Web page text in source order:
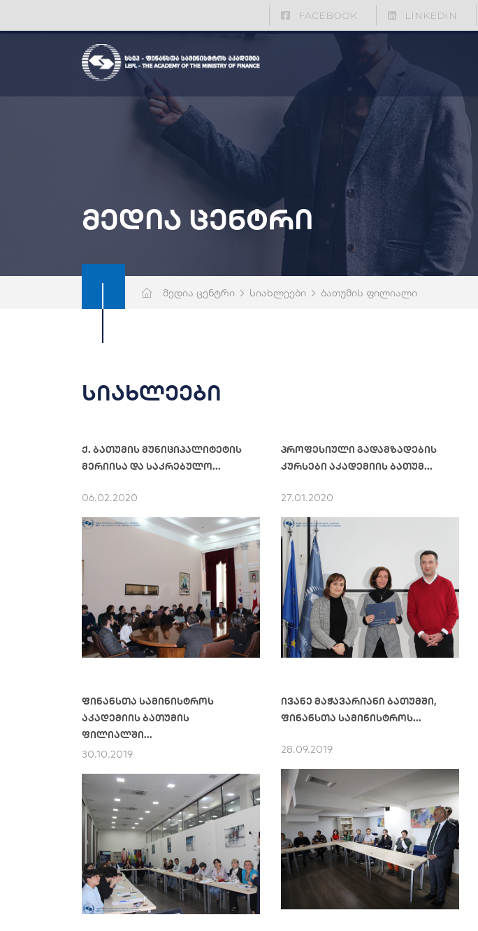
FACEBOOK LINKEDIN
მედია ცენტრი
მედია ცენტრი სიახლეები ბათუმის ფილიალი
სიახლეები
ქ. ბათუმის მუნიციპალიტეტის
მერიისა და საკრებულო...
06.02.2020
პროფესიული გადამზადების
კურსები აკადემიის ბათუმ...
27.01.2020
ფინანსთა სამინისტროს
აკადემიის ბათუმის
ფილიალში...
30.10.2019
ივანე მაჭავარიანი ბათუმში,
ფინანსთა სამინისტროს...
28.09.2019